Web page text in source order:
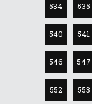
534 535
540 541
546 547
552 553